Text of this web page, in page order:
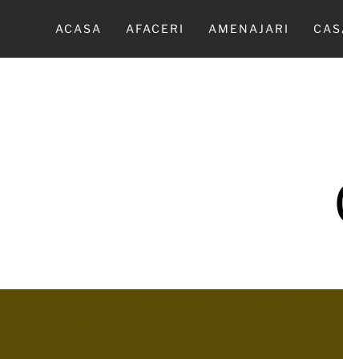
ACASA AFACERI AMENAJARI